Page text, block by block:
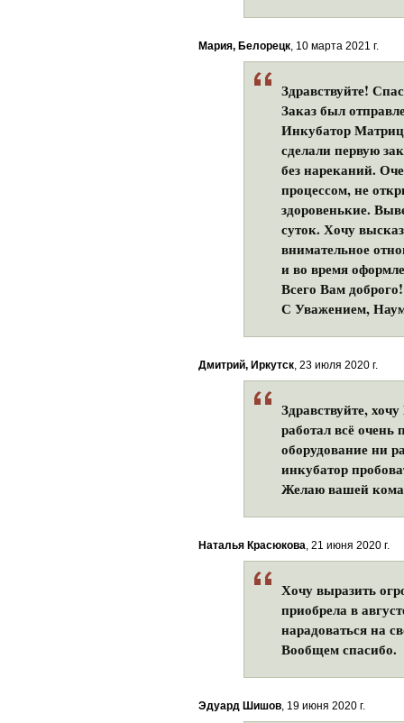
Мария, Белорецк, 10 марта 2021 г.
Здравствуйте!
Заказ был
Инкубатор
сделали первую
без нареканий.
процессом, не
здоровенькие.
суток. Хочу
внимательное
и во время
Всего Вам доброго!
С Уважением,
Дмитрий, Иркутск, 23 июля 2020 г.
Здравствуйте,
работал всё очень
оборудование ни
инкубатор
Желаю вашей
Наталья Красюкова, 21 июня 2020 г.
Хочу выразить
приобрела в
нарадоваться на
Вообщем спасибо.
Эдуард Шишов, 19 июня 2020 г.